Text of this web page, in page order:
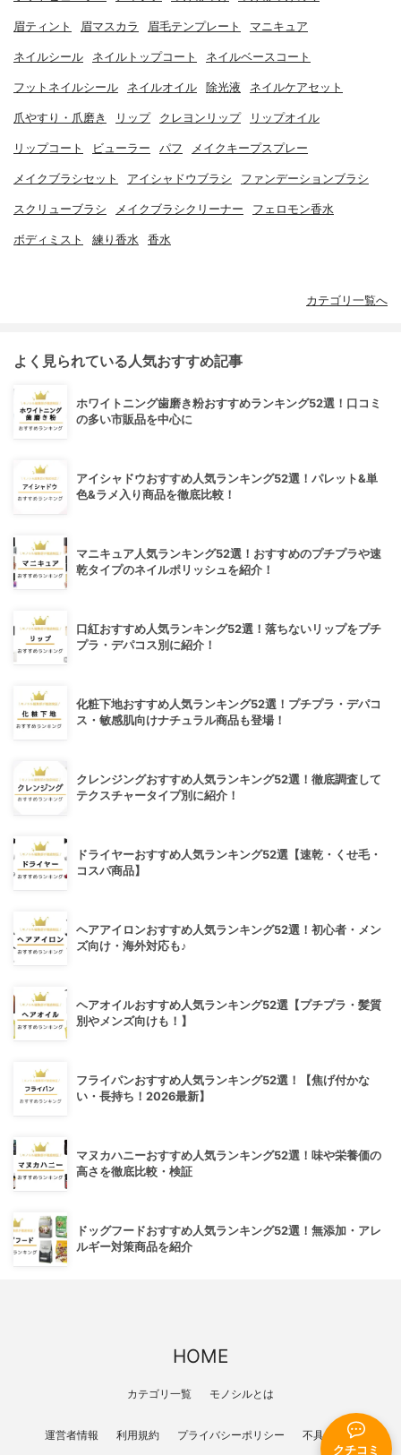
クチコミ
眉ティント 眉マスカラ 眉毛テンプレート マニキュア
ネイルシール ネイルトップコート ネイルベースコート
フットネイルシール ネイルオイル 除光液 ネイルケアセット
爪やすり・爪磨き リップ クレヨンリップ リップオイル
リップコート ビューラー パフ メイクキープスプレー
メイクブラシセット アイシャドウブラシ ファンデーションブラシ
スクリューブラシ メイクブラシクリーナー フェロモン香水
ボディミスト 練り香水 香水
カテゴリ一覧へ
よく見られている人気おすすめ記事
ホワイトニング歯磨き粉おすすめランキング52選！口コミ
の多い市販品を中心に
アイシャドウおすすめ人気ランキング52選！パレット&単
色&ラメ入り商品を徹底比較！
マニキュア人気ランキング52選！おすすめのプチプラや速
乾タイプのネイルポリッシュを紹介！
口紅おすすめ人気ランキング52選！落ちないリップをプチ
プラ・デパコス別に紹介！
化粧下地おすすめ人気ランキング52選！プチプラ・デパコ
ス・敏感肌向けナチュラル商品も登場！
クレンジングおすすめ人気ランキング52選！徹底調査して
テクスチャータイプ別に紹介！
ドライヤーおすすめ人気ランキング52選【速乾・くせ毛・
コスパ商品】
ヘアアイロンおすすめ人気ランキング52選！初心者・メン
ズ向け・海外対応も♪
ヘアオイルおすすめ人気ランキング52選【プチプラ・髪質
別やメンズ向けも！】
フライパンおすすめ人気ランキング52選！【焦げ付かな
い・長持ち！2026最新】
マヌカハニーおすすめ人気ランキング52選！味や栄養価の
高さを徹底比較・検証
ドッグフードおすすめ人気ランキング52選！無添加・アレ
ルギー対策商品を紹介
HOME
カテゴリ一覧 モノシルとは
運営者情報 利用規約 プライバシーポリシー 不具合報告